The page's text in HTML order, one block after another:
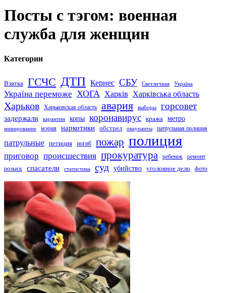
Посты с тэгом: военная
служба для женщин
Категории
Взятка ГСЧС ДТП Кернес СБУ Светличная Україна
Україна переможе ХОГА Харків Харківська область
Харьков Харьковская область авария выборы горсовет
задержали карантин копы коронавирус кража метро
минирование мэрия наркотики обстрел оккупанты патрульная полиция
патрульные петиция погиб пожар полиция
приговор происшествия прокуратура ребенок
ремонт
розыск
спасатели статистика суд убийство уголовное дело фото